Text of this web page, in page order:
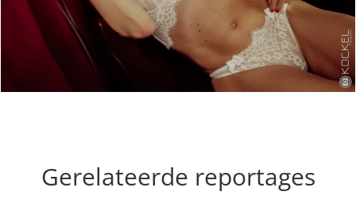
Gerelateerde reportages